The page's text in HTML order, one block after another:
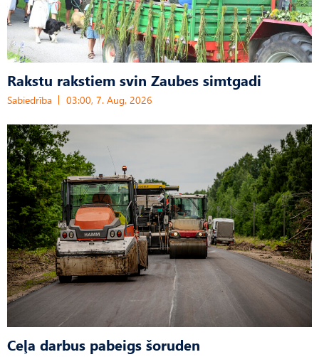
Rakstu rakstiem svin Zaubes simtgadi
Sabiedrība 03:00, 7. Aug, 2026
Ceļa darbus pabeigs šoruden